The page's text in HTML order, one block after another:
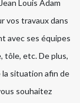
Louis Adam
vos travaux dans
avec ses équipes
tôle, etc. De plus,
situation afin de
souhaitez